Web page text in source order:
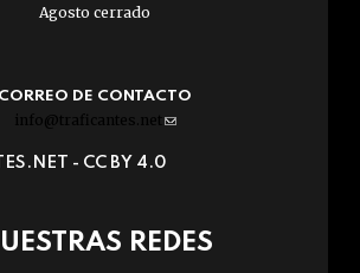
Agosto cerrado
CORREO DE CONTACTO
info@traficantes.net (link
e-
- CC BY 4.0
REDES